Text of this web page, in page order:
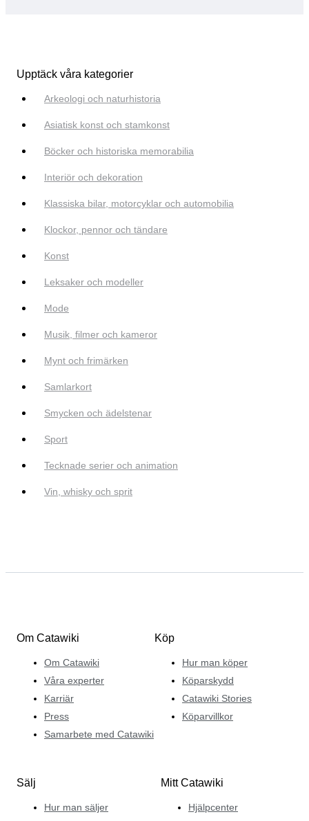
Upptäck våra kategorier
Arkeologi och naturhistoria
Asiatisk konst och stamkonst
Böcker och historiska memorabilia
Interiör och dekoration
Klassiska bilar, motorcyklar och automobilia
Klockor, pennor och tändare
Konst
Leksaker och modeller
Mode
Musik, filmer och kameror
Mynt och frimärken
Samlarkort
Smycken och ädelstenar
Sport
Tecknade serier och animation
Vin, whisky och sprit
Om Catawiki
Om Catawiki
Våra experter
Karriär
Press
Samarbete med Catawiki
Köp
Hur man köper
Köparskydd
Catawiki Stories
Köparvillkor
Sälj
Hur man säljer
Mitt Catawiki
Hjälpcenter